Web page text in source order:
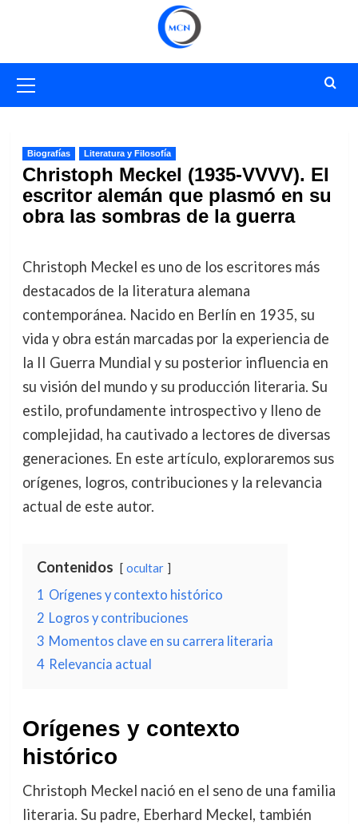
primario
Biografías Literatura y Filosofía
Christoph Meckel (1935-VVVV). El
escritor alemán que plasmó en su
obra las sombras de la guerra
Christoph Meckel es uno de los escritores más
destacados de la literatura alemana
contemporánea. Nacido en Berlín en 1935, su
vida y obra están marcadas por la experiencia de
la II Guerra Mundial y su posterior influencia en
su visión del mundo y su producción literaria. Su
estilo, profundamente introspectivo y lleno de
complejidad, ha cautivado a lectores de diversas
generaciones. En este artículo, exploraremos sus
orígenes, logros, contribuciones y la relevancia
actual de este autor.
Contenidos ocultar
1 Orígenes y contexto histórico
2 Logros y contribuciones
3 Momentos clave en su carrera literaria
4 Relevancia actual
Orígenes y contexto
histórico
Christoph Meckel nació en el seno de una familia
literaria. Su padre, Eberhard Meckel, también